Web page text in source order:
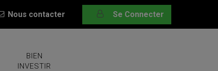
Nous contacter Se Connecter
BIEN
INVESTIR